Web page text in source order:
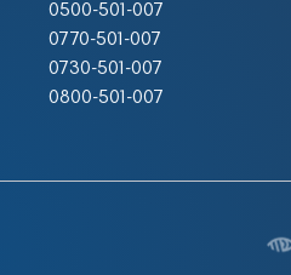
0500-501-007
0770-501-007
0730-501-007
0800-501-007